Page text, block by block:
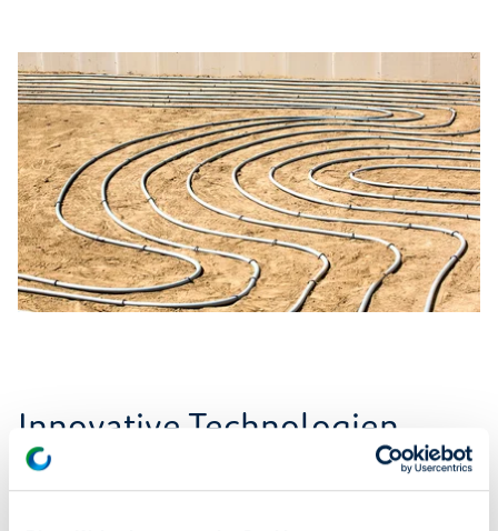
Innovative Technologien
Neu eingebaut wurde ein innovatives Belüftungssystem